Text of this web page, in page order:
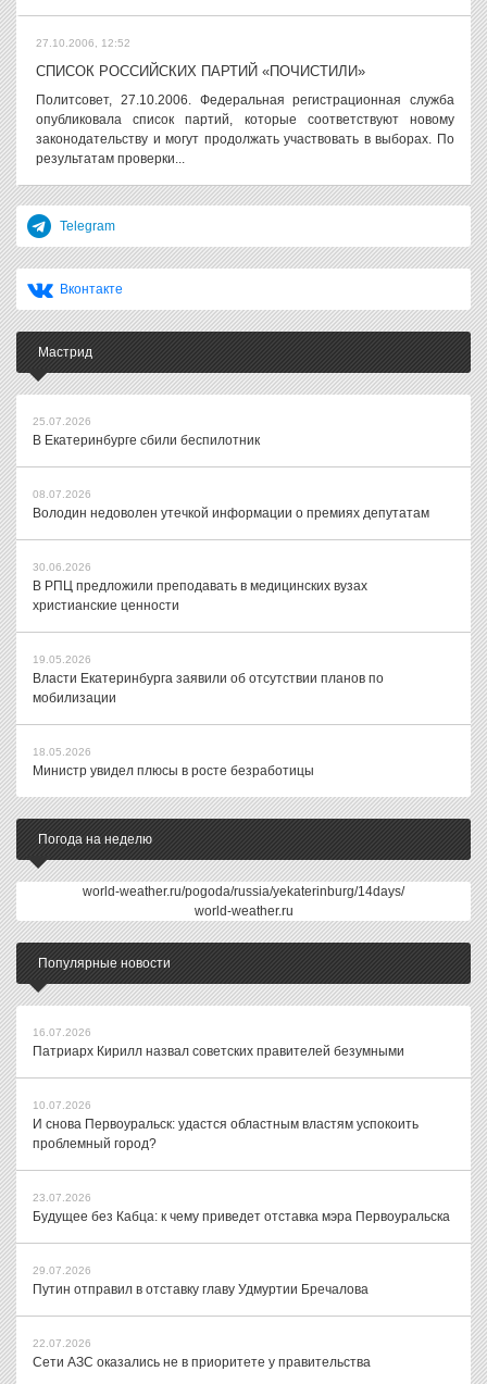
27.10.2006, 12:52
СПИСОК РОССИЙСКИХ ПАРТИЙ «ПОЧИСТИЛИ»
Политсовет, 27.10.2006. Федеральная регистрационная служба
опубликовала список партий, которые соответствуют новому
законодательству и могут продолжать участвовать в выборах. По
результатам проверки...
Telegram
Вконтакте
Мастрид
25.07.2026
В Екатеринбурге сбили беспилотник
08.07.2026
Володин недоволен утечкой информации о премиях депутатам
30.06.2026
В РПЦ предложили преподавать в медицинских вузах
христианские ценности
19.05.2026
Власти Екатеринбурга заявили об отсутствии планов по
мобилизации
18.05.2026
Министр увидел плюсы в росте безработицы
Погода на неделю
world-weather.ru/pogoda/russia/yekaterinburg/14days/
world-weather.ru
Популярные новости
16.07.2026
Патриарх Кирилл назвал советских правителей безумными
10.07.2026
И снова Первоуральск: удастся областным властям успокоить
проблемный город?
23.07.2026
Будущее без Кабца: к чему приведет отставка мэра Первоуральска
29.07.2026
Путин отправил в отставку главу Удмуртии Бречалова
22.07.2026
Сети АЗС оказались не в приоритете у правительства